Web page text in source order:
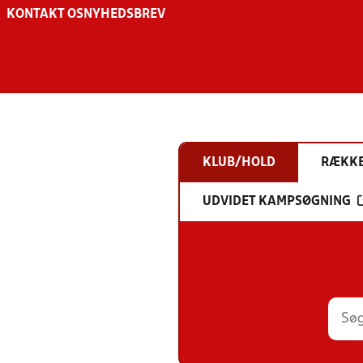
KONTAKT OS NYHEDSBREV
KLUB/HOLD
UDVIDET KAMPSØGNING